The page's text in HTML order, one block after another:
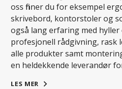
oss finner du for eksempel
skrivebord, kontorstoler og
også lang erfaring med hyller
profesjonell rådgivning, rask
alle produkter samt
en heldekkende leverandør
LES MER